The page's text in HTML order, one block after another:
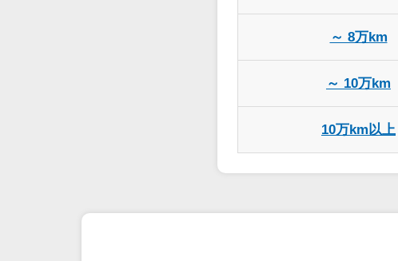
～ 8万km
～ 10万km
10万km以上